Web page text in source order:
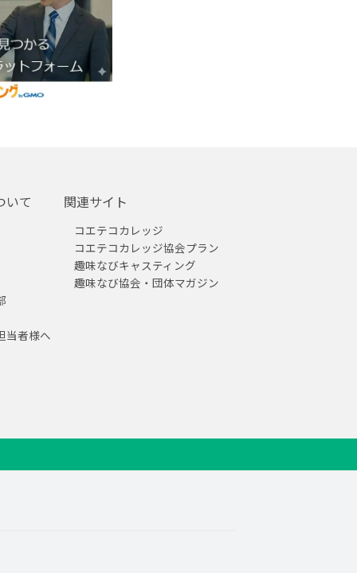
いて
当者様へ
関連サイト
コエテコカレッジ
コエテコカレッジ協会プラン
趣味なびキャスティング
趣味なび協会・団体マガジン